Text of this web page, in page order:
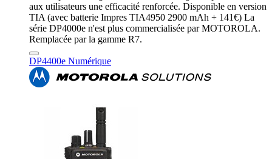
aux utilisateurs une efficacité renforcée. Disponible en version
TIA (avec batterie Impres TIA4950 2900 mAh + 141€) La
série DP4000e n'est plus commercialisée par MOTOROLA.
Remplacée par la gamme R7.
DP4400e Numérique